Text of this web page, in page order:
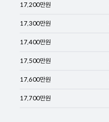
17,200만원
17,300만원
17,400만원
17,500만원
17,600만원
17,700만원